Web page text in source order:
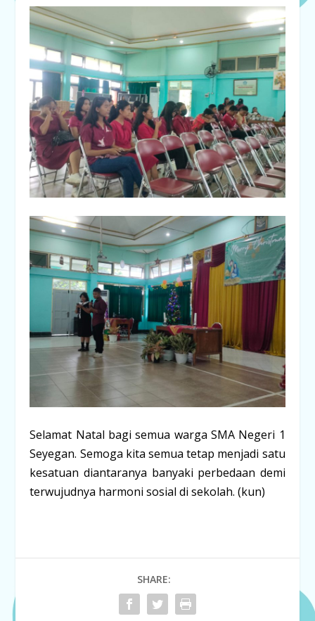
Selamat Natal bagi semua warga SMA Negeri 1
Seyegan. Semoga kita semua tetap menjadi satu
kesatuan diantaranya banyaki perbedaan demi
terwujudnya harmoni sosial di sekolah. (kun)
SHARE: